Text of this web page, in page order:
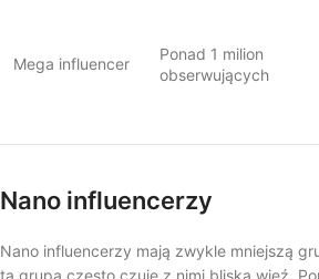
Mega influencer
Ponad 1 milion
obserwujących
Nano influencerzy
Nano influencerzy mają zwykle mniejszą
ta grupa często czuje z nimi bliską więź.